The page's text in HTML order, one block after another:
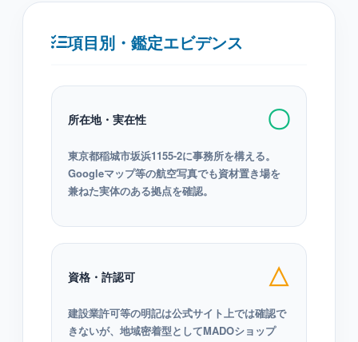
項目別・鑑定エビデンス
所在地・実在性 〇
東京都稲城市坂浜1155-2に事務所を構える。
Googleマップ等の航空写真でも資材置き場を
兼ねた実体のある拠点を確認。
資格・許認可 △
建設業許可等の明記は公式サイト上では確認で
きないが、地域密着型としてMADOショップ